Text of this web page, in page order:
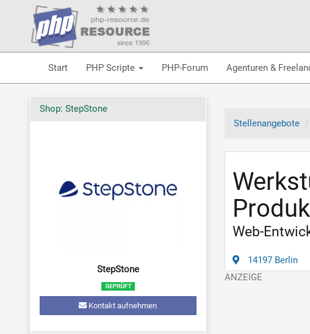
Start PHP Scripte PHP-Forum Agenturen &
Stellenangebote
Web-
14197 Berlin
Shop: StepStone
StepStone
Kontakt aufnehmen